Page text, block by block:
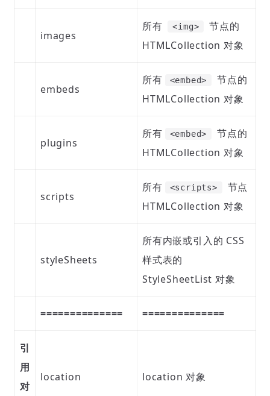
images
所有 <img>
节点的
HTMLCollection 对象
embeds
所有 <embed>
节点的
HTMLCollection 对象
plugins
所有 <embed>
节点的
HTMLCollection 对象
scripts
所有 <scripts>
节点
HTMLCollection 对象
styleSheets
所有内嵌或引入的 CSS
样式表的
StyleSheetList 对象
============== ==============
引
用
对
location location 对象